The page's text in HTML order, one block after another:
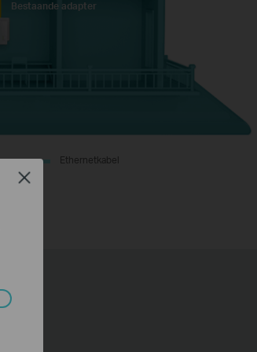
Bestaande adapter
Ethernetkabel
Close